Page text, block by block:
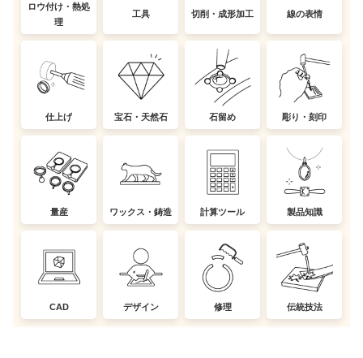
ロウ付け・熱処
理
工具 切削・成形加工 線の表情
仕上げ 宝石・天然石 石留め 彫り・刻印
量産 ワックス・鋳造 計算ツール 製品知識
CAD デザイン 修理 伝統技法